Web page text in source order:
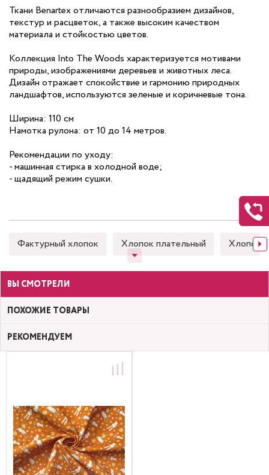
Ткани Benartex отличаются разнообразием дизайнов,
текстур и расцветок, а также высоким качеством
материала и стойкостью цветов.
Коллекция Into The Woods характеризуется мотивами
природы, изображениями деревьев и животных леса.
Дизайн отражает спокойствие и гармонию природных
ландшафтов, используются зеленые и коричневые тона.
Ширина: 110 см
Намотка рулона: от 10 до 14 метров.
Рекомендации по уходу:
- машинная стирка в холодной воде;
- щадящий режим сушки.
Фактурный хлопок Хлопок плательный Хлопок
ВЫ СМОТРЕЛИ
ПОХОЖИЕ ТОВАРЫ
РЕКОМЕНДУЕМ